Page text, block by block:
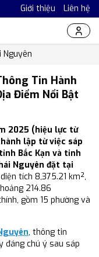
Giới thiệu Liên hệ
Nguyên
Tin Hành
Điểm Nổi Bật
2025 (hiệu lực từ
lập từ việc sáp
Bắc Kạn và tỉnh
Nguyên đặt tại
tích 8,375.21 km²,
214.86
gồm 15 phường và
, thông tin
đáng chú ý sau sáp